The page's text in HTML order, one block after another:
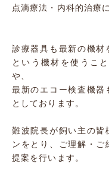
点滴療法・内科的治療
診療器具も最新の機材
という機材を使うこ
や、
最新のエコー検査機器
としております。
難波院長が飼い主の皆
ンをとり、ご理解・ご
提案を行います。